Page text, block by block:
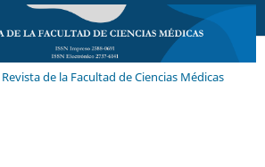
de la Facultad de Ciencias Médicas